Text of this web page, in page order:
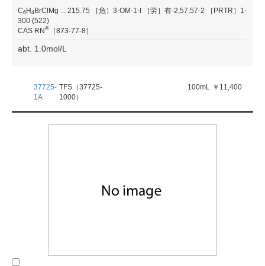
C6H4BrClMg 215.75 ［危］3-OM-1-I ［労］有-2,57,57-2
［PRTR］1-
300 (522)
CAS RN® ［873-77-8］
abt. 1.0mol/L
37725-
1A
TFS（37725-
1000）
100mL ￥11,400